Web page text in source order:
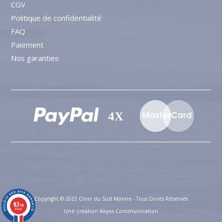
Mes bons de réduction
France
CGV
Politique de confidentialité
FAQ
Paiement
Nos garanties
Copyright © 2022 Croix du Sud Marine - Tous Droits Réservés
Une création Akyos Communication
9.7/10
87 avis